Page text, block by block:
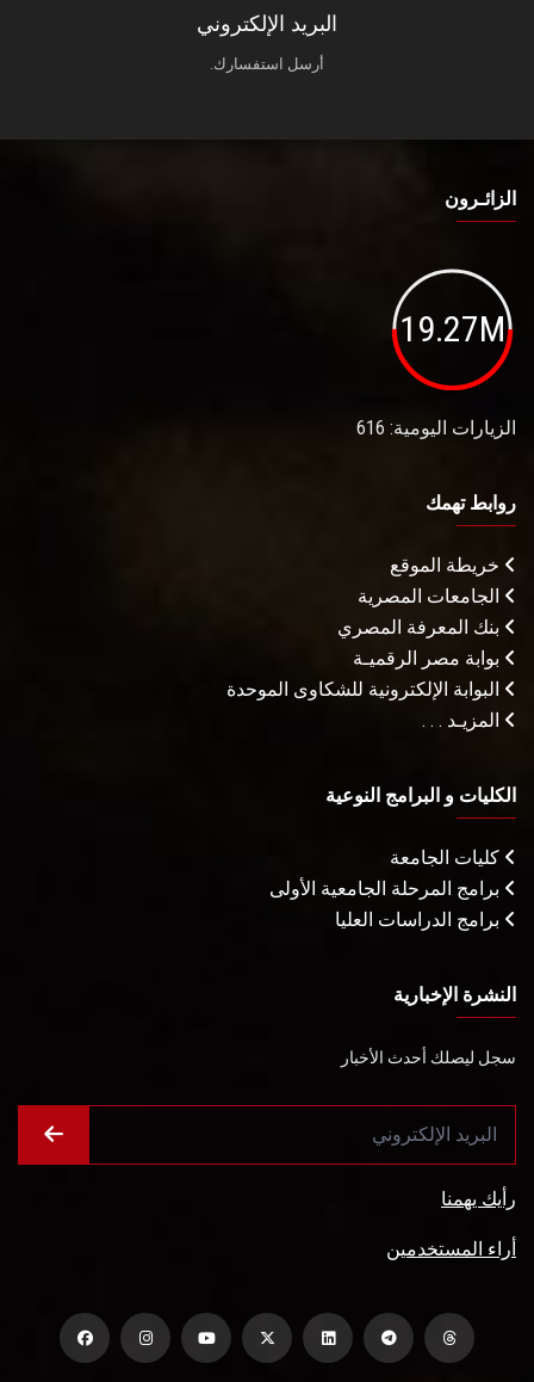
البريد الإلكتروني
أرسل استفسارك.
الزائـرون
19.27M
الزيارات اليومية: 616
روابط تهمك
خريطة الموقع
الجامعات المصرية
بنك المعرفة المصري
بوابة مصر الرقميـة
البوابة الإلكترونية للشكاوى الموحدة
المزيـد . . .
الكليات و البرامج النوعية
كليات الجامعة
برامج المرحلة الجامعية الأولى
برامج الدراسات العليا
النشرة الإخبارية
سجل ليصلك أحدث الأخبار
رأيك يهمنا
أراء المستخدمين